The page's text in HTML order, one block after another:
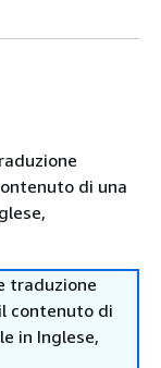
di una
traduzione
contenuto di
in Inglese,